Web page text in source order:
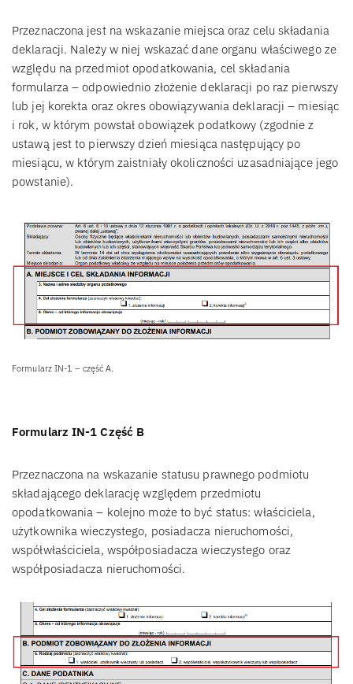
Przeznaczona jest na wskazanie miejsca oraz celu składania
deklaracji. Należy w niej wskazać dane organu właściwego ze
względu na przedmiot opodatkowania, cel składania
formularza – odpowiednio złożenie deklaracji po raz pierwszy
lub jej korekta oraz okres obowiązywania deklaracji – miesiąc
i rok, w którym powstał obowiązek podatkowy (zgodnie z
ustawą jest to pierwszy dzień miesiąca następujący po
miesiącu, w którym zaistniały okoliczności uzasadniające jego
powstanie).
Formularz IN-1 – część A.
Formularz IN-1 Część B
Przeznaczona na wskazanie statusu prawnego podmiotu
składającego deklarację względem przedmiotu
opodatkowania – kolejno może to być status: właściciela,
użytkownika wieczystego, posiadacza nieruchomości,
współwłaściciela, współposiadacza wieczystego oraz
współposiadacza nieruchomości.